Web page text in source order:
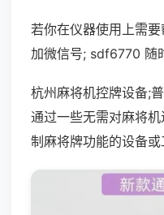
若你在仪器使用上需
加微信号; sdf6770 随
杭州麻将机控牌设备;
通过一些无需对麻将
制麻将牌功能的设备或